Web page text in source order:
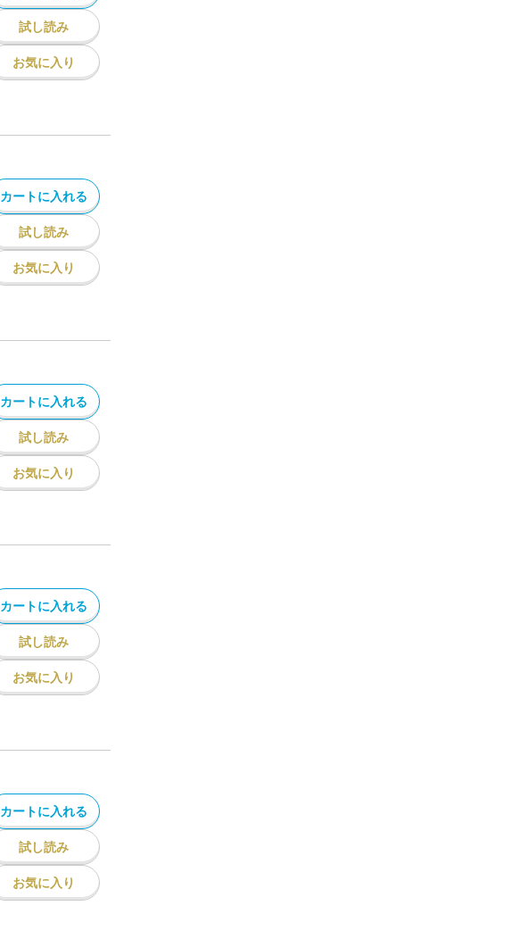
試し読み
お気に入り
カートに入れる
試し読み
お気に入り
カートに入れる
試し読み
お気に入り
カートに入れる
試し読み
お気に入り
カートに入れる
試し読み
お気に入り